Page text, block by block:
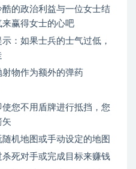
的政治利益与一位女士结
赢得女士的心吧
：如果士兵的士气过低，
物作为额外的弹药
您不用盾牌进行抵挡，您
矢
机地图或手动设定的地图
死对手或完成目标来赚钱